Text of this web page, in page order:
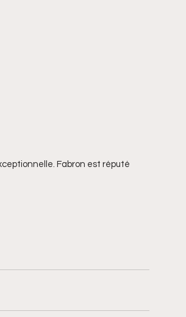
Fabron est réputé